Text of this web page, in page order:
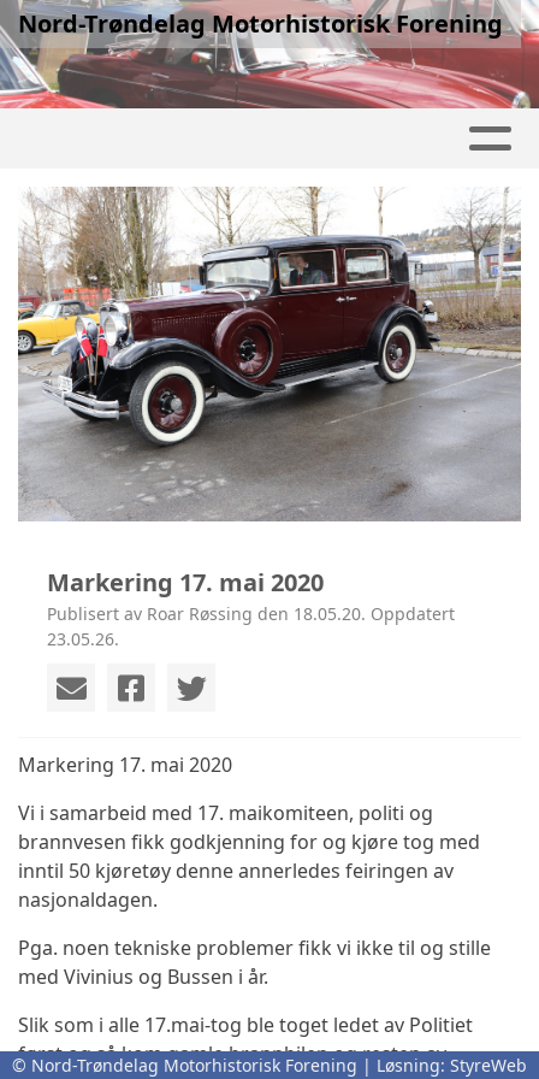
Nord-Trøndelag Motorhistorisk Forening
Markering 17. mai 2020
Publisert av Roar Røssing den 18.05.20. Oppdatert
23.05.26.
Markering 17. mai 2020
Vi i samarbeid med 17. maikomiteen, politi og
brannvesen fikk godkjenning for og kjøre tog med
inntil 50 kjøretøy denne annerledes feiringen av
nasjonaldagen.
Pga. noen tekniske problemer fikk vi ikke til og stille
med Vivinius og Bussen i år.
Slik som i alle 17.mai-tog ble toget ledet av Politiet
først og så kom gamle brannbilen og resten av
© Nord-Trøndelag Motorhistorisk Forening | Løsning: StyreWeb